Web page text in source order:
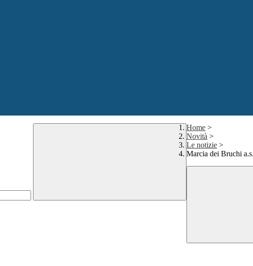
Home >
Novità >
Le notizie >
Marcia dei Bruchi